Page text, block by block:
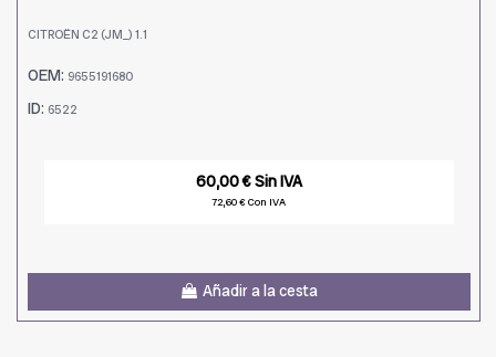
CITROËN C2 (JM_) 1.1
OEM: 9655191680
ID: 6522
60,00 € Sin IVA
72,60 € Con IVA
Añadir a la cesta